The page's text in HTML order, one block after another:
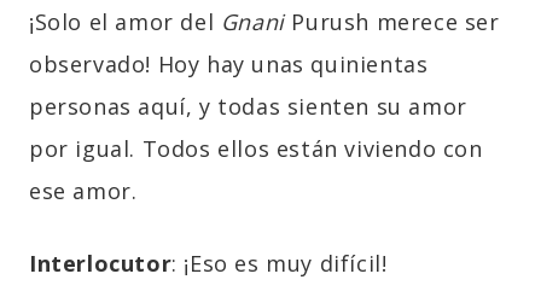
¡Solo el amor del GnaniPurush merece ser
observado! Hoy hay unas quinientas
personas aquí, y todas sienten su amor
por igual. Todos ellos están viviendo con
ese amor.
Interlocutor: ¡Eso es muy difícil!